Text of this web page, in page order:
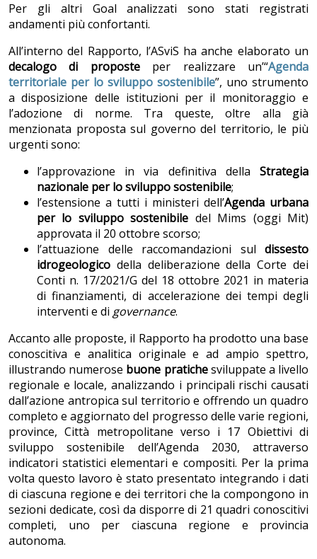
Per gli altri Goal analizzati sono stati registrati
andamenti più confortanti.
All’interno del Rapporto, l’ASviS ha anche elaborato un
decalogo di proposteper realizzare un’“Agenda
territoriale per lo sviluppo sostenibile”, uno strumento
a disposizione delle istituzioni per il monitoraggio e
l’adozione di norme. Tra queste, oltre alla già
menzionata proposta sul governo del territorio, le più
urgenti sono:
l’approvazione in via definitiva della Strategia
nazionale per lo sviluppo sostenibile;
l’estensione a tutti i ministeri dell’Agenda urbana
per lo sviluppo sostenibile del Mims (oggi Mit)
approvata il 20 ottobre scorso;
l’attuazione delle raccomandazioni sul dissesto
idrogeologico della deliberazione della Corte dei
Conti n. 17/2021/G del 18 ottobre 2021 in materia
di finanziamenti, di accelerazione dei tempi degli
interventi e di governance.
Accanto alle proposte, il Rapporto ha prodotto una base
conoscitiva e analitica originale e ad ampio spettro,
illustrando numerose buone pratichesviluppate a livello
regionale e locale, analizzando i principali rischi causati
dall’azione antropica sul territorio e offrendo un quadro
completo e aggiornato del progresso delle varie regioni,
province, Città metropolitane verso i 17 Obiettivi di
sviluppo sostenibile dell’Agenda 2030, attraverso
indicatori statistici elementari e compositi. Per la prima
volta questo lavoro è stato presentato integrando i dati
di ciascuna regione e dei territori che la compongono in
sezioni dedicate, così da disporre di 21 quadri conoscitivi
completi, uno per ciascuna regione e provincia
autonoma.